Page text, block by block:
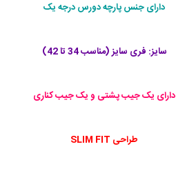
دارای جنس پارچه دورس درجه یک
سایز: فری سایز (مناسب 34 تا 42)
دارای یک جیب پشتی و یک جیب کناری
طراحی SLIM FIT